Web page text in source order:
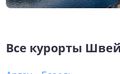
Все курорты